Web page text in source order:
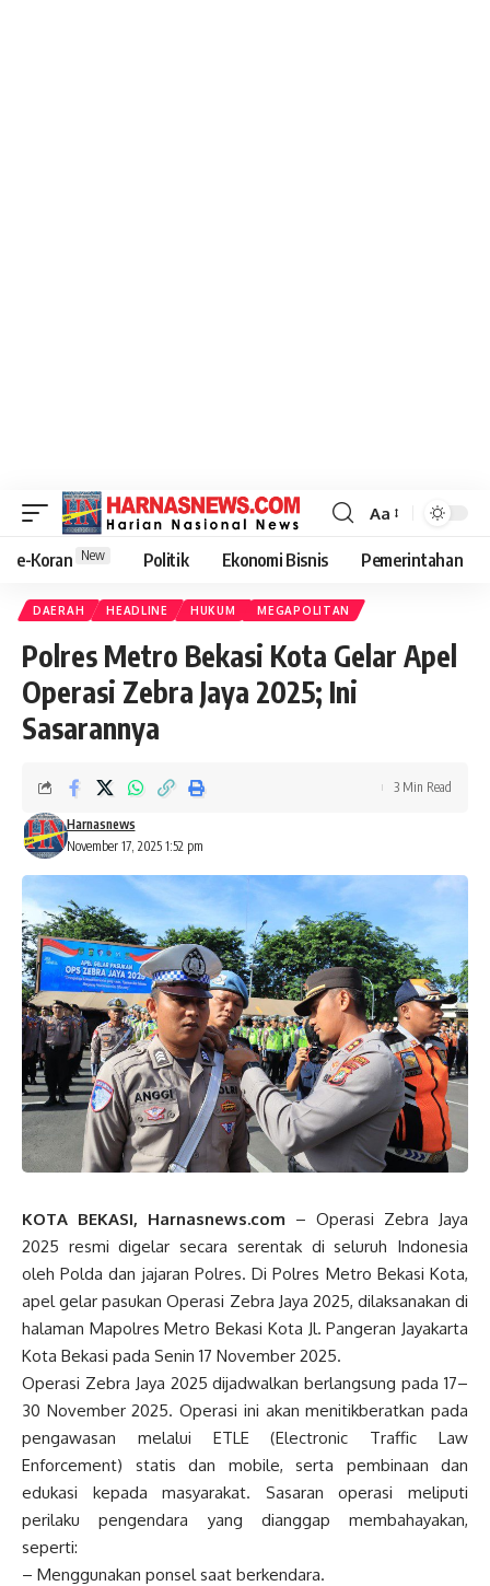
Aa
e-Koran New Politik Ekonomi Bisnis Pemerintahan
DAERAH HEADLINE HUKUM MEGAPOLITAN
Polres Metro Bekasi Kota Gelar Apel
Operasi Zebra Jaya 2025; Ini
Sasarannya
November 17, 2025 1:52 pm
Harnasnews
3 Min Read
KOTA BEKASI, Harnasnews.com – Operasi Zebra Jaya
2025 resmi digelar secara serentak di seluruh Indonesia
oleh Polda dan jajaran Polres. Di Polres Metro Bekasi Kota,
apel gelar pasukan Operasi Zebra Jaya 2025, dilaksanakan di
halaman Mapolres Metro Bekasi Kota Jl. Pangeran Jayakarta
Kota Bekasi pada Senin 17 November 2025.
Operasi Zebra Jaya 2025 dijadwalkan berlangsung pada 17–
30 November 2025. Operasi ini akan menitikberatkan pada
pengawasan melalui ETLE (Electronic Traffic Law
Enforcement) statis dan mobile, serta pembinaan dan
edukasi kepada masyarakat. Sasaran operasi meliputi
perilaku pengendara yang dianggap membahayakan,
seperti:
– Menggunakan ponsel saat berkendara.